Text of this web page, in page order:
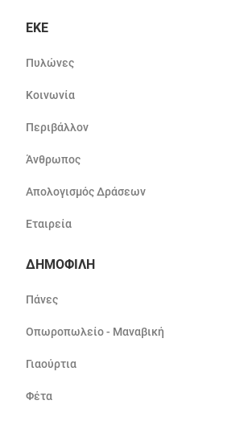
ΕΚΕ
Πυλώνες
Κοινωνία
Περιβάλλον
Άνθρωπος
Απολογισμός Δράσεων
Εταιρεία
ΔΗΜΟΦΙΛΗ
Πάνες
Οπωροπωλείο - Μαναβική
Γιαούρτια
Φέτα